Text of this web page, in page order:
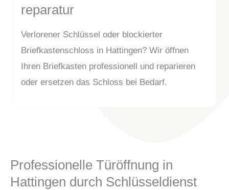
reparatur
Verlorener Schlüssel oder blockierter
Briefkastenschloss in Hattingen? Wir öffnen
Ihren Briefkasten professionell und reparieren
oder ersetzen das Schloss bei Bedarf.
Professionelle Türöffnung in
Hattingen durch Schlüsseldienst